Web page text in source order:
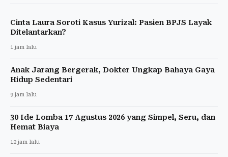
Cinta Laura Soroti Kasus Yurizal: Pasien BPJS Layak
Ditelantarkan?
1 jam lalu
Anak Jarang Bergerak, Dokter Ungkap Bahaya Gaya
Hidup Sedentari
9 jam lalu
30 Ide Lomba 17 Agustus 2026 yang Simpel, Seru, dan
Hemat Biaya
12 jam lalu